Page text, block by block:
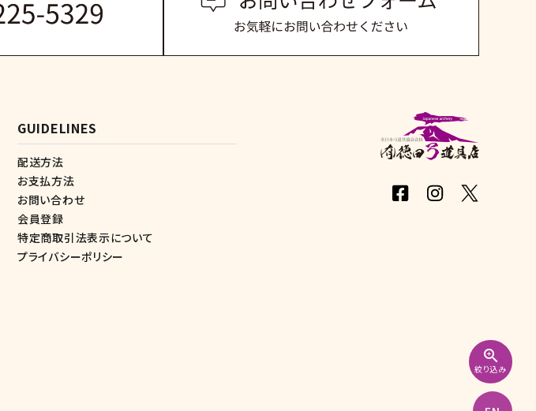
zoom_in
絞り込み
GUIDELINES
配送方法
お支払方法
お問い合わせ
会員登録
特定商取引法表示について
プライバシーポリシー